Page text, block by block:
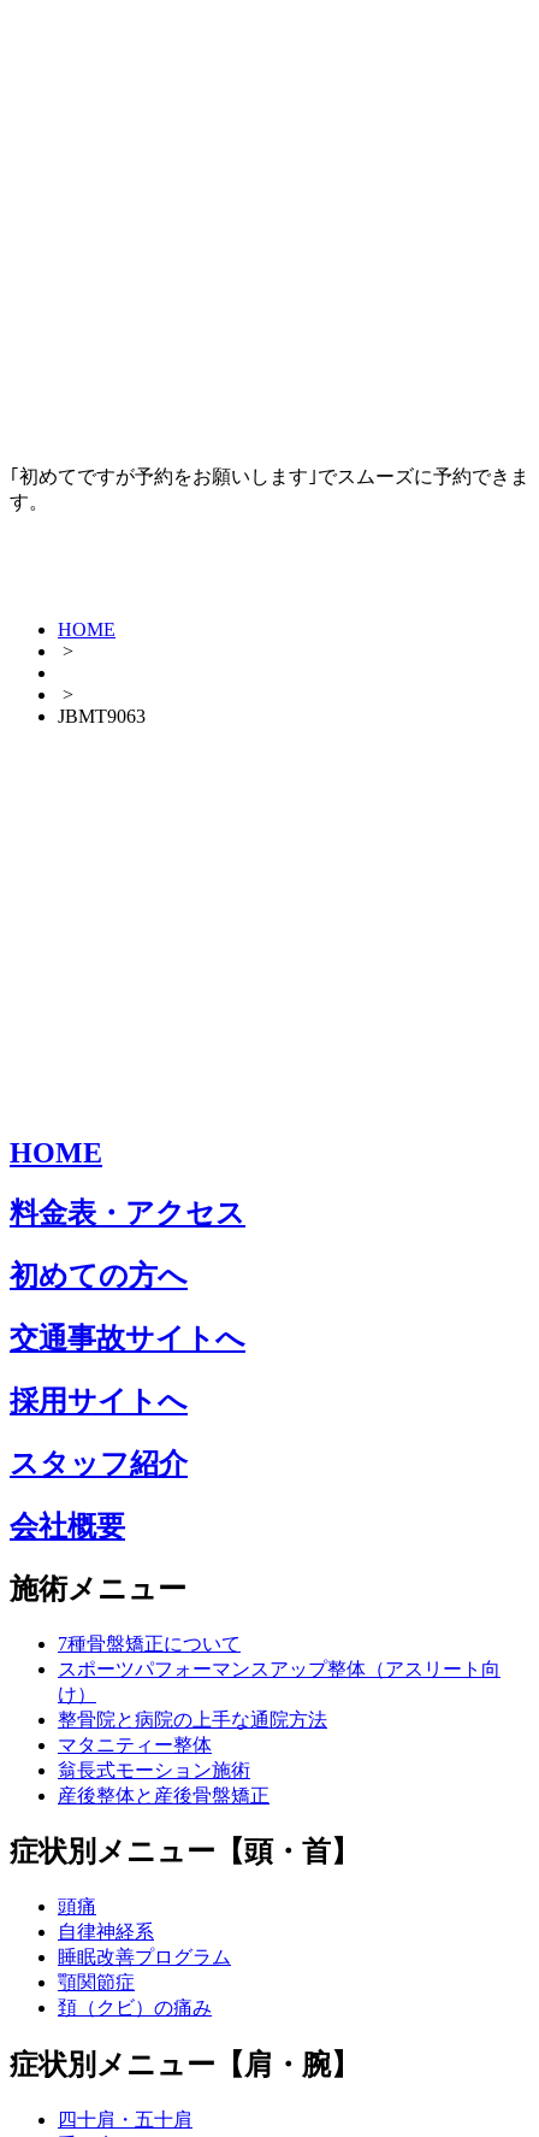
｢初めてですが予約をお願いします｣でスムーズに予約できま
す。
HOME
>
>
JBMT9063
HOME
料金表・アクセス
初めての方へ
交通事故サイトへ
採用サイトへ
スタッフ紹介
会社概要
施術メニュー
7種骨盤矯正について
スポーツパフォーマンスアップ整体（アスリート向
け）
整骨院と病院の上手な通院方法
マタニティー整体
翁長式モーション施術
産後整体と産後骨盤矯正
症状別メニュー【頭・首】
頭痛
自律神経系
睡眠改善プログラム
顎関節症
頚（クビ）の痛み
症状別メニュー【肩・腕】
四十肩・五十肩